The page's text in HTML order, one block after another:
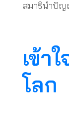
สมาธินำปัญ
เข้า
โลก